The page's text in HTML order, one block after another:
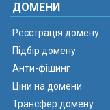
ДОМЕНИ
Реєстрація домену
Підбір домену
Анти-фішинг
Ціни на домени
Трансфер домену